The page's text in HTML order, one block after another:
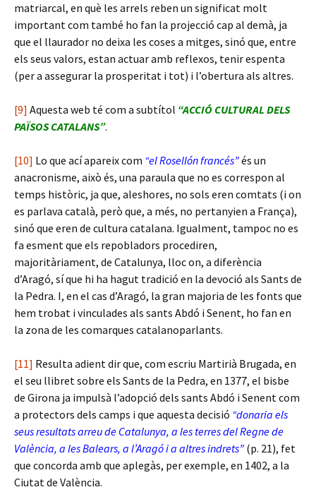
matriarcal, en què les arrels reben un significat molt
important com també ho fan la projecció cap al demà, ja
que el llaurador no deixa les coses a mitges, sinó que, entre
els seus valors, estan actuar amb reflexos, tenir espenta
(per a assegurar la prosperitat i tot) i l’obertura als altres.
[9] Aquesta web té com a subtítol “ACCIÓ CULTURAL DELS
PAÏSOS CATALANS”.
[10] Lo que ací apareix com “el Rosellón francés”és un
anacronisme, això és, una paraula que no es correspon al
temps històric, ja que, aleshores, no sols eren comtats (i on
es parlava català, però que, a més, no pertanyien a França),
sinó que eren de cultura catalana. Igualment, tampoc no es
fa esment que els repobladors procediren,
majoritàriament, de Catalunya, lloc on, a diferència
d’Aragó, sí que hi ha hagut tradició en la devoció als Sants de
la Pedra. I, en el cas d’Aragó, la gran majoria de les fonts que
hem trobat i vinculades als sants Abdó i Senent, ho fan en
la zona de les comarques catalanoparlants.
[11] Resulta adient dir que, com escriu Martirià Brugada, en
el seu llibret sobre els Sants de la Pedra, en 1377, el bisbe
de Girona ja impulsà l’adopció dels sants Abdó i Senent com
a protectors dels camps i que aquesta decisió “donaria els
seus resultats arreu de Catalunya, a les terres del Regne de
València, a les Balears, a l’Aragó i a altres indrets” (p. 21), fet
que concorda amb que aplegàs, per exemple, en 1402, a la
Ciutat de València.